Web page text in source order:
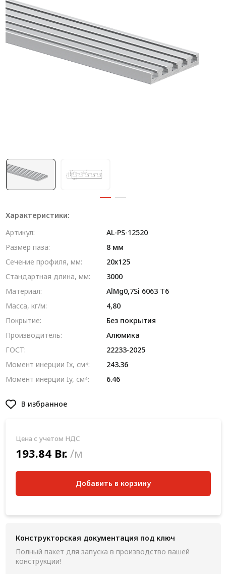
Система V-паза NEW!
Алюминиевые промышленные ограждения
Алюминиевая промышленная мебель
Крейты и кассеты Subrack systems
Конструкции из профиля
Услуги дополнительной обработки профиля
Характеристики:
Артикул:
AL-PS-12520
Размер паза:
8 мм
Сечение профиля, мм:
20х125
Стандартная длина, мм:
3000
Материал:
AlMg0,7Si 6063 Т6
Масса, кг/м:
4,80
Покрытие:
Без покрытия
Производитель:
Алюмика
ГОСТ:
22233-2025
Момент инерции Ix, см⁴:
243.36
Момент инерции Iy, см⁴:
6.46
В избранное
Цена с учетом НДС
193.84 Br. /м
Добавить в корзину
Конструкторская документация под ключ
Полный пакет для запуска в производство вашей
конструкции!